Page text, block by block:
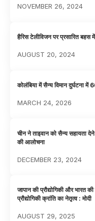
NOVEMBER 26, 2024
हैरिस टेलीविजन पर प्रसारित बहस
AUGUST 20, 2024
कोलंबिया में सैन्य विमान दुर्घटना में
MARCH 24, 2026
चीन ने ताइवान को सैन्य सहायता
की आलोचना
DECEMBER 23, 2024
जापान की प्रौद्योगिकी और भारत
प्रौद्योगिकी क्रांति का नेतृत्व : मोदी
AUGUST 29, 2025